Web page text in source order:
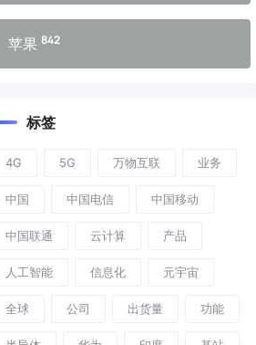
苹果 842
标签
4G 5G 万物互联 业务
中国 中国电信 中国移动
中国联通 云计算 产品
人工智能 信息化 元宇宙
全球 公司 出货量 功能